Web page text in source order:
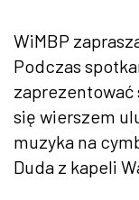
WiMBP
Podczas
się wierszem
muzyka na
Duda z kapeli